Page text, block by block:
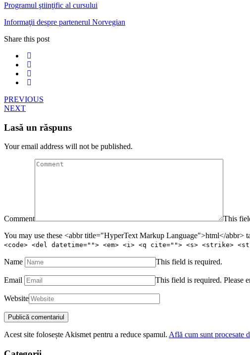
Programul ştiinţific al cursului
Informaţii despre partenerul Norvegian
Share this post
PREVIOUS
NEXT
Lasă un răspuns
Your email address will not be published.
Comment
This
You may use these <abbr title="HyperText Markup Language">html</abbr>
<code> <del datetime=""> <em> <i> <q cite=""> <s> <strike>
Name This field is required.
Email This field is required. Please
Website
Acest site folosește Akismet pentru a reduce spamul. Află cum sunt procesate